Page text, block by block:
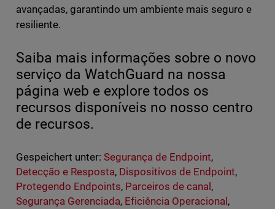
avançadas, garantindo um ambiente mais seguro e
resiliente.
Saiba mais informações sobre o novo
serviço da WatchGuard na nossa
página web e explore todos os
recursos disponíveis no nosso centro
de recursos.
Gespeichert unter: Segurança de Endpoint,
Detecção e Resposta, Dispositivos de Endpoint,
Protegendo Endpoints, Parceiros de canal ,
Segurança Gerenciada, Eficiência Operacional ,